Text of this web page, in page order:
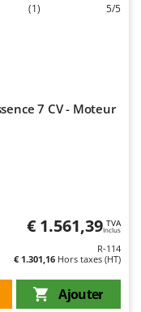
(1) 5/5
7 CV - Moteur
€ 1.561,39 TVA
Inclus
R-114
€ 1.301,16 Hors taxes (HT)
Ajouter